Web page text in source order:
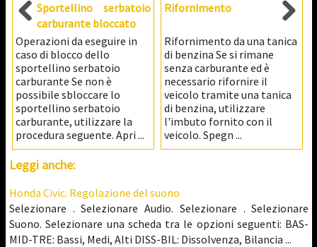
Sportellino serbatoio
carburante bloccato
Operazioni da eseguire in
caso di blocco dello
sportellino serbatoio
carburante Se non è
possibile sbloccare lo
sportellino serbatoio
carburante, utilizzare la
procedura seguente. Apri ...
Rifornimento
Rifornimento da una tanica
di benzina Se si rimane
senza carburante ed è
necessario rifornire il
veicolo tramite una tanica
di benzina, utilizzare
l'imbuto fornito con il
veicolo. Spegn ...
Leggi anche:
Honda Civic. Regolazione del suono
Selezionare . Selezionare Audio. Selezionare . Selezionare
Suono. Selezionare una scheda tra le opzioni seguenti: BAS-
MID-TRE: Bassi, Medi, Alti DISS-BIL: Dissolvenza, Bilancia ...